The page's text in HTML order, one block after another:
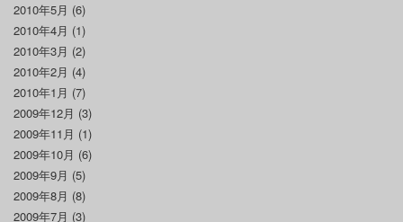
2010年5月 (6)
2010年4月 (1)
2010年3月 (2)
2010年2月 (4)
2010年1月 (7)
2009年12月 (3)
2009年11月 (1)
2009年10月 (6)
2009年9月 (5)
2009年8月 (8)
2009年7月 (3)